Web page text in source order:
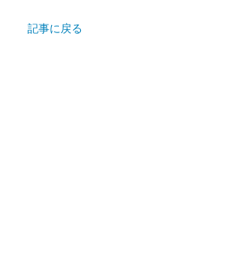
記事に戻る